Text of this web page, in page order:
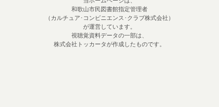
和歌山市民図書館指定管理者
（カルチュア･コンビニエンス･クラブ株式会社）
が運営しています。
視聴覚資料データの一部は、
株式会社トッカータが作成したものです。